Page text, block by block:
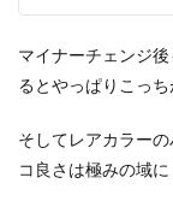
マイナーチェンジ
るとやっぱりこっち
そしてレアカラー
コ良さは極みの域に